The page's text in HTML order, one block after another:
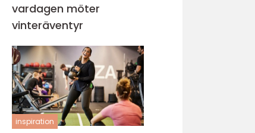
vardagen möter
vinteräventyr
inspiration